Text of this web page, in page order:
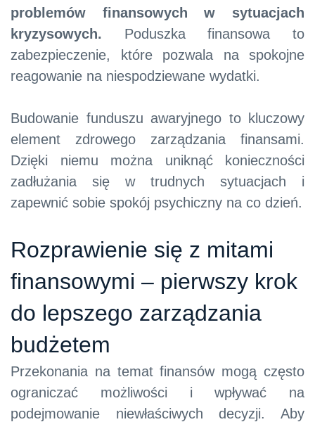
problemów finansowych w sytuacjach
kryzysowych. Poduszka finansowa to
zabezpieczenie, które pozwala na spokojne
reagowanie na niespodziewane wydatki.
Budowanie funduszu awaryjnego to kluczowy
element zdrowego zarządzania finansami.
Dzięki niemu można uniknąć konieczności
zadłużania się w trudnych sytuacjach i
zapewnić sobie spokój psychiczny na co dzień.
Rozprawienie się z mitami
finansowymi – pierwszy krok
do lepszego zarządzania
budżetem
Przekonania na temat finansów mogą często
ograniczać możliwości i wpływać na
podejmowanie niewłaściwych decyzji. Aby